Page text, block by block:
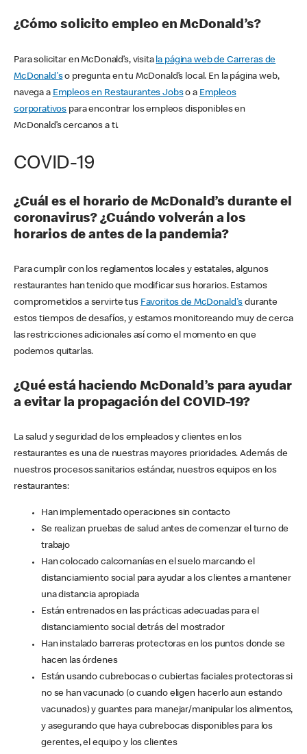
¿Cómo solicito empleo en McDonald’s?
Para solicitar en McDonald’s, visita la página web de Carreras de
McDonald'so pregunta en tu McDonald’s local. En la página web,
navega a Empleos en Restaurantes Jobso a Empleos
corporativos para encontrar los empleos disponibles en
McDonald’s cercanos a ti.
COVID-19
¿Cuál es el horario de McDonald’s durante el
coronavirus? ¿Cuándo volverán a los
horarios de antes de la pandemia?
Para cumplir con los reglamentos locales y estatales, algunos
restaurantes han tenido que modificar sus horarios. Estamos
comprometidos a servirte tus Favoritos de McDonald's durante
estos tiempos de desafíos, y estamos monitoreando muy de cerca
las restricciones adicionales así como el momento en que
podemos quitarlas.
¿Qué está haciendo McDonald’s para ayudar
a evitar la propagación del COVID-19?
La salud y seguridad de los empleados y clientes en los
restaurantes es una de nuestras mayores prioridades. Además de
nuestros procesos sanitarios estándar, nuestros equipos en los
restaurantes:
Han implementado operaciones sin contacto
Se realizan pruebas de salud antes de comenzar el turno de
trabajo
Han colocado calcomanías en el suelo marcando el
distanciamiento social para ayudar a los clientes a mantener
una distancia apropiada
Están entrenados en las prácticas adecuadas para el
distanciamiento social detrás del mostrador
Han instalado barreras protectoras en los puntos donde se
hacen las órdenes
Están usando cubrebocas o cubiertas faciales protectoras si
no se han vacunado (o cuando eligen hacerlo aun estando
vacunados) y guantes para manejar/manipular los alimentos,
y asegurando que haya cubrebocas disponibles para los
gerentes, el equipo y los clientes